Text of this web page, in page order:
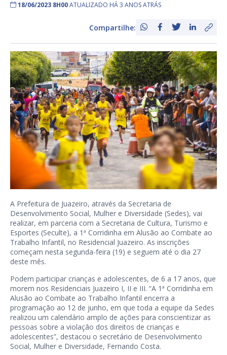
18/06/2023 8H00ATUALIZADO HÁ 3 ANOS ATRÁS
Compartilhe:
A Prefeitura de Juazeiro, através da Secretaria de
Desenvolvimento Social, Mulher e Diversidade (Sedes), vai
realizar, em parceria com a Secretaria de Cultura, Turismo e
Esportes (Seculte), a 1ª Corridinha em Alusão ao Combate ao
Trabalho Infantil, no Residencial Juazeiro. As inscrições
começam nesta segunda-feira (19) e seguem até o dia 27
deste mês.
Podem participar crianças e adolescentes, de 6 a 17 anos, que
morem nos Residenciais Juazeiro I, II e III. “A 1ª Corridinha em
Alusão ao Combate ao Trabalho Infantil encerra a
programação ao 12 de junho, em que toda a equipe da Sedes
realizou um calendário amplo de ações para conscientizar as
pessoas sobre a violação dos direitos de crianças e
adolescentes”, destacou o secretário de Desenvolvimento
Social, Mulher e Diversidade, Fernando Costa.